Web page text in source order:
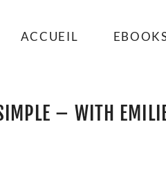
ACCUEIL
– WITH